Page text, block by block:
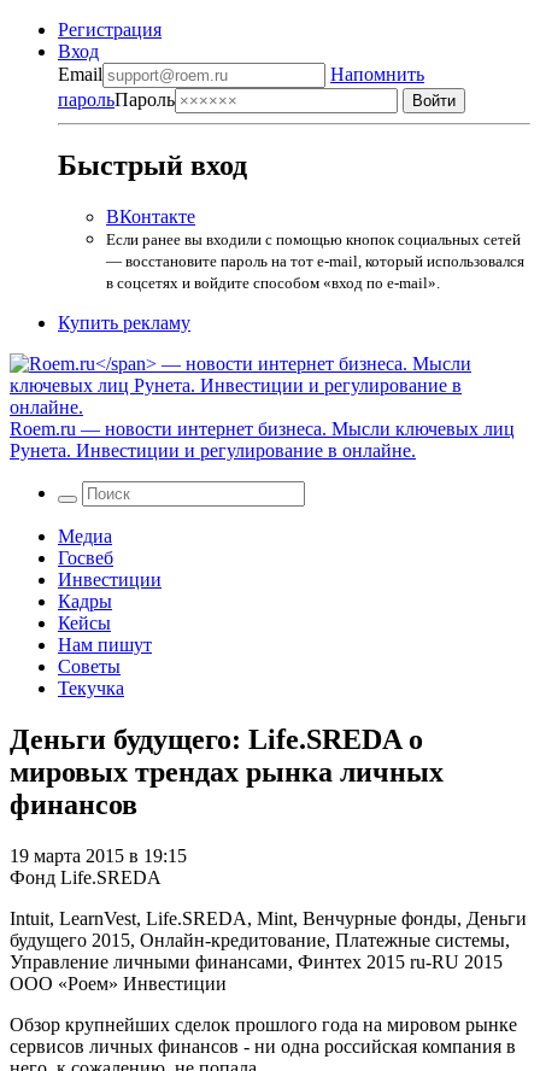
Регистрация
Вход
Email
Напомнить
парольПароль
Быстрый вход
ВКонтакте
Если ранее вы входили с помощью кнопок социальных сетей
— восстановите пароль на тот e-mail, который использовался
в соцсетях и войдите способом «вход по e-mail».
Купить рекламу
Roem.ru — новости интернет бизнеса. Мысли ключевых лиц
Рунета. Инвестиции и регулирование в онлайне.
Медиа
Госвеб
Инвестиции
Кадры
Кейсы
Нам пишут
Советы
Текучка
Деньги будущего: Life.SREDA о
мировых трендах рынка личных
финансов
19 марта 2015 в 19:15
Фонд Life.SREDA
Intuit, LearnVest, Life.SREDA, Mint, Венчурные фонды, Деньги
будущего 2015, Онлайн-кредитование, Платежные системы,
Управление личными финансами, Финтех 2015 ru-RU 2015
ООО «Роем» Инвестиции
Обзор крупнейших сделок прошлого года на мировом рынке
сервисов личных финансов - ни одна российская компания в